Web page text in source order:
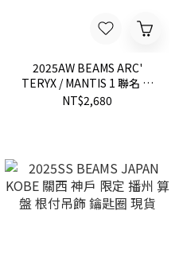
2025AW BEAMS ARC'
TERYX / MANTIS 1 聯名 始
祖鳥 側背 腰包 現貨
NT$2,680